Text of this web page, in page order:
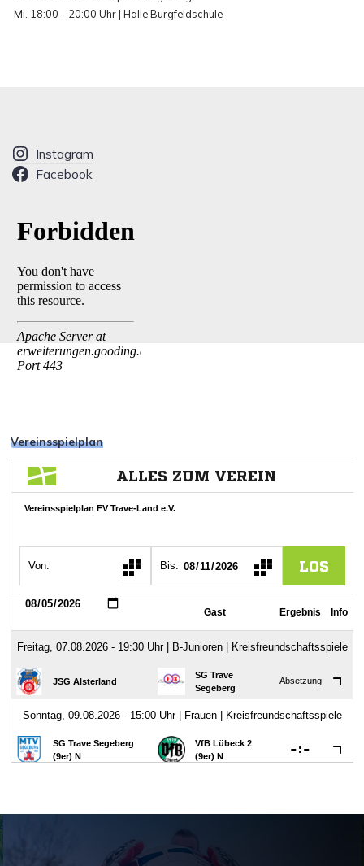
Mi. 18:00 – 20:00 Uhr | Halle Burgfeldschule
Instagram
Facebook
Vereinsspielplan